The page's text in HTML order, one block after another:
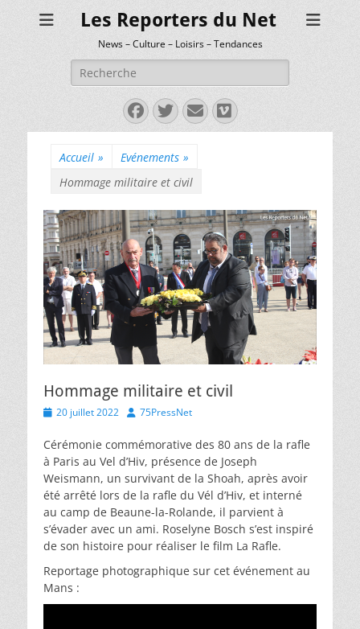
Les Reporters du Net
News – Culture – Loisirs – Tendances
Rechercher :
Facebook
Twitter
E-
mail
Vimeo
Accueil » Evénements »
Hommage militaire et civil
Hommage militaire et civil
Posted20 juillet 2022 Author
75PressNet
Cérémonie commémorative des 80 ans de la rafle
à Paris au Vel d’Hiv, présence de Joseph
Weismann, un survivant de la Shoah, après avoir
été arrêté lors de la rafle du Vél d’Hiv, et interné
au camp de Beaune-la-Rolande, il parvient à
s’évader avec un ami. Roselyne Bosch s’est inspiré
de son histoire pour réaliser le film La Rafle.
Reportage photographique sur cet événement au
Mans :